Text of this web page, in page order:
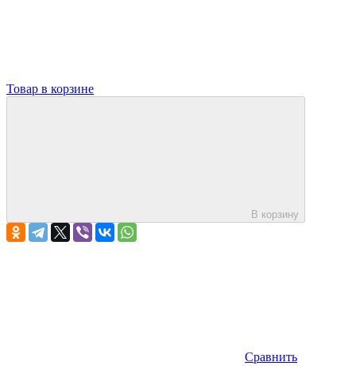
Товар в корзине
В корзину
Сравнить